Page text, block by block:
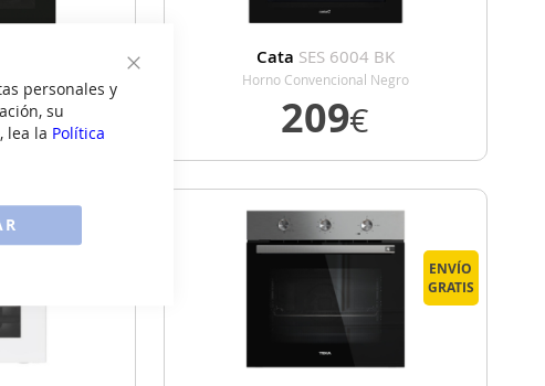
personales y
su
lea la Política
Negro
Cata SES 6004 BK
Horno Convencional Negro
209€
VER DETALLE
ENVÍO
GRATIS